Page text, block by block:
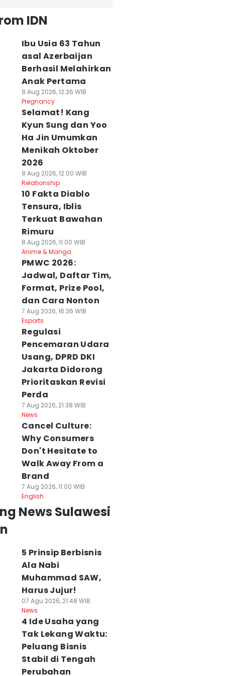
IDN
Ibu Usia 63 Tahun
asal Azerbaijan
Berhasil Melahirkan
Anak Pertama
8 Aug 2026, 12:36 WIB
Pregnancy
Selamat! Kang
Kyun Sung dan Yoo
Ha Jin Umumkan
Menikah Oktober
2026
8 Aug 2026, 12:00 WIB
Relationship
10 Fakta Diablo
Tensura, Iblis
Terkuat Bawahan
Rimuru
8 Aug 2026, 11:00 WIB
Anime & Manga
PMWC 2026:
Jadwal, Daftar Tim,
Format, Prize Pool,
dan Cara Nonton
7 Aug 2026, 16:36 WIB
Esports
Regulasi
Pencemaran Udara
Usang, DPRD DKI
Jakarta Didorong
Prioritaskan Revisi
Perda
7 Aug 2026, 21:38 WIB
News
Cancel Culture:
Why Consumers
Don't Hesitate to
Walk Away From a
Brand
7 Aug 2026, 11:00 WIB
English
News Sulawesi
5 Prinsip Berbisnis
Ala Nabi
Muhammad SAW,
Harus Jujur!
07 Agu 2026, 21:48 WIB
News
4 Ide Usaha yang
Tak Lekang Waktu:
Peluang Bisnis
Stabil di Tengah
Perubahan